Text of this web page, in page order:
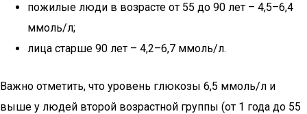
пожилые люди в возрасте от 55 до 90 лет – 4,5–6,4
ммоль/л;
лица старше 90 лет – 4,2–6,7 ммоль/л.
Важно отметить, что уровень глюкозы 6,5 ммоль/л и
выше у людей второй возрастной группы (от 1 года до 55